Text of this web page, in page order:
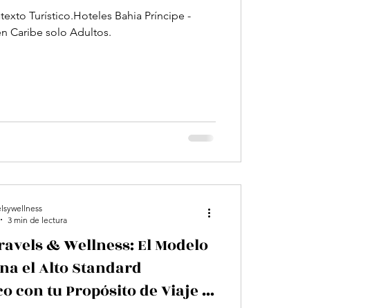
Turístico.Hoteles Bahia Príncipe -
Caribe solo Adultos.
& Wellness: El Modelo
el Alto Standard
con tu Propósito de Viaje y
3 min de lectura